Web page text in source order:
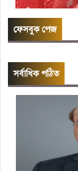
ফেসবুক পেজ
সর্বাধিক পঠিত